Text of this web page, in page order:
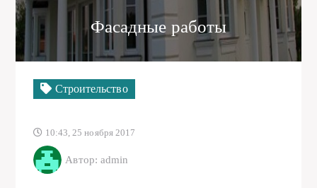
Фасадные работы
Строительство
10:43, 25 ноября 2017
Автор: admin